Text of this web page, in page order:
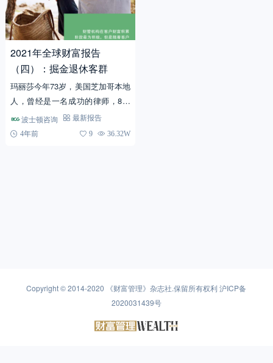
2021年全球财富报告
（四）：掘金退休客群
玛丽莎今年73岁，美国芝加哥本地
人，曾经是一名成功的律师，8年
前已正式退休。她身家200万美元
有余，自觉财务状况尚可，希望能
波士顿咨询
最新报告
4年前
9 36.32W
Copyright © 2014-2020 《财富管理》杂志社.保留所有权利沪ICP备
2020031439号